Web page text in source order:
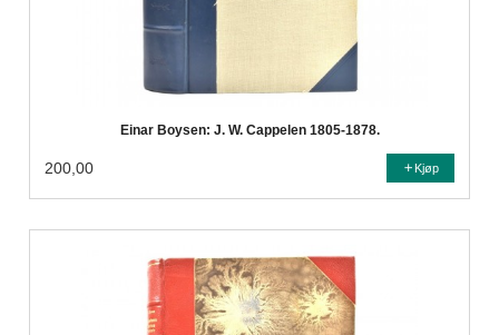
Einar Boysen: J. W. Cappelen 1805-1878.
200,00 Kjøp